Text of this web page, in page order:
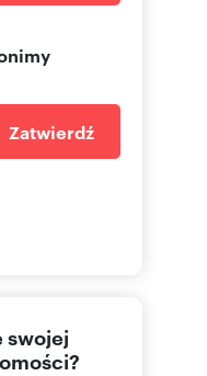
Zatwierdź
swojej